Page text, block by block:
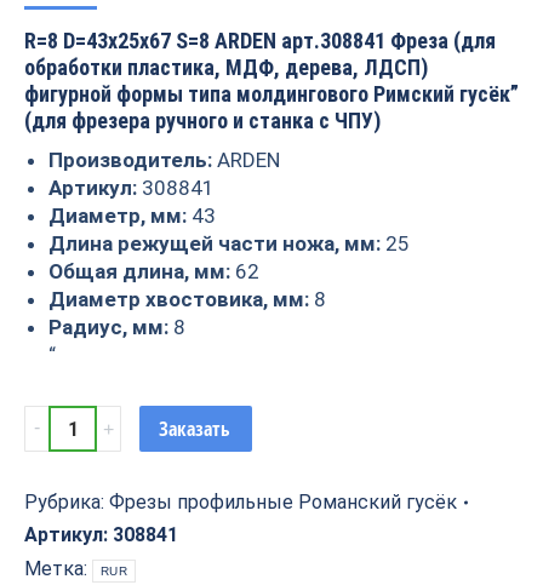
R=8 D=43x25x67 S=8 ARDEN арт.308841 Фреза (для
обработки пластика, МДФ, дерева, ЛДСП)
фигурной формы типа молдингового Римский гусёк”
(для фрезера ручного и станка с ЧПУ)
Производитель: ARDEN
Артикул: 308841
Диаметр, мм: 43
Длина режущей части ножа, мм: 25
Общая длина, мм: 62
Диаметр хвостовика, мм: 8
Радиус, мм: 8
“
Фреза
фигурная
гусёк
R=8
D=43x25x67
Заказать
Рубрика: Фрезы профильные Романский гусёк
Артикул: 308841
Метка:
RUR